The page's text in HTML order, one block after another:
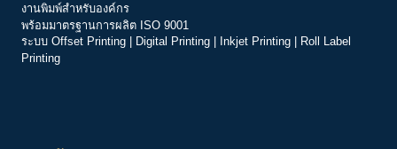
งานพิมพ์สำหรับองค์กร
พร้อมมาตรฐานการผลิต ISO 9001
ระบบ Offset Printing Digital Printing Inkjet Printing
Roll Label
Printing